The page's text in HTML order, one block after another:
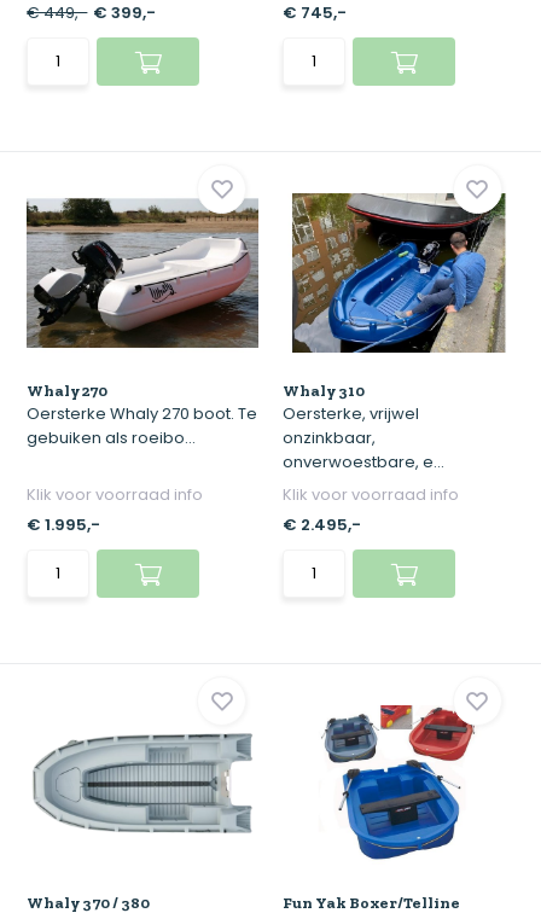
€ 449,- € 399,-
€ 745,-
Whaly 270
Oersterke Whaly 270 boot. Te
gebuiken als roeibo...
Klik voor voorraad info
€ 1.995,-
Whaly 310
Oersterke, vrijwel
onzinkbaar,
onverwoestbare, e...
Klik voor voorraad info
€ 2.495,-
Whaly 370 / 380 Fun Yak Boxer/Telline